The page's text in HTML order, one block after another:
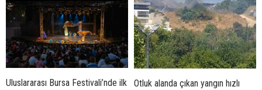
Uluslararası Bursa Festivali’nde ilk
Otluk alanda çıkan yangın hızlı